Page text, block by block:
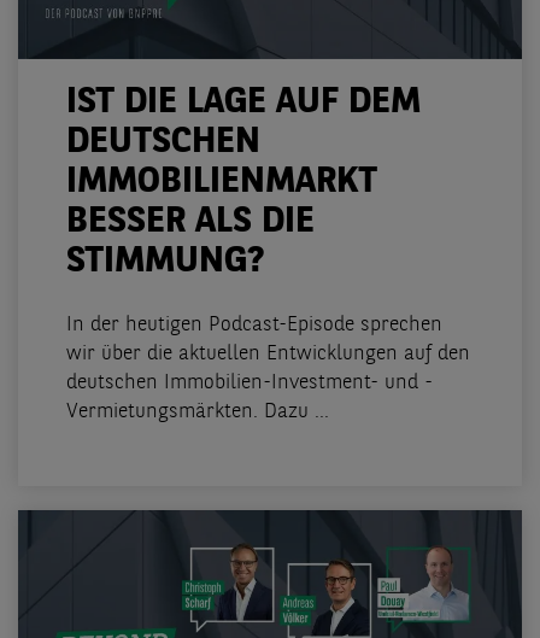
IST DIE LAGE AUF DEM
DEUTSCHEN
IMMOBILIENMARKT
BESSER ALS DIE
STIMMUNG?
In der heutigen Podcast-Episode sprechen
wir über die aktuellen Entwicklungen auf den
deutschen Immobilien-Investment- und -
Vermietungsmärkten. Dazu ...